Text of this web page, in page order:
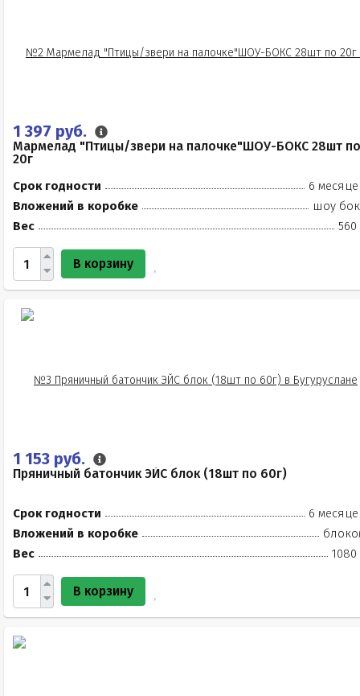
1 397 руб.
Мармелад "Птицы/звери на палочке"ШОУ-БОКС 28шт по
20г
Срок годности
6
Вложений в коробке
шоу
Вес
560
В корзину
1 153 руб.
Пряничный батончик ЭЙС блок (18шт по 60г)
Срок годности
6
Вложений в коробке
Вес
1080
В корзину